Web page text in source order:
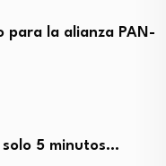
para la alianza PAN-
solo 5 minutos…